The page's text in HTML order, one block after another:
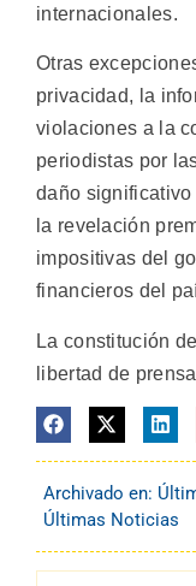
internacionales.
Otras
privacidad, la
violaciones a la
periodistas por
daño
la revelación
impositivas del
financieros del
La constitución
libertad de
Archivado en:
Últimas Noticias